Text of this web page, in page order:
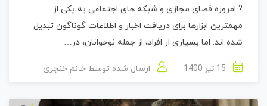
? امروزه فضای مجازی و شبکه های اجتماعی به یکی از
مهمترین ابزارها برای دریافت اخبار و اطلاعات گوناگون تبدیل
شده اند. اما بسیاری از افراد، از جمله نوجوانان، در…
ارسال شده توسط خانم خنجری